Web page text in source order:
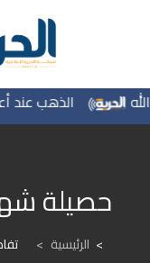
الذهب عند أعلى
حصيلة شهداء
الرئيسية >